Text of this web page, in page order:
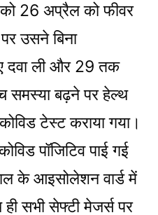
को 26 अप्रैल को फीवर
उसने बिना
दवा ली और 29 तक
समस्या बढ़ने पर हेल्थ
टेस्ट कराया गया।
पॉजिटिव पाई गई
के आइसोलेशन वार्ड में
ही सभी सेफ्टी मेजर्स पर